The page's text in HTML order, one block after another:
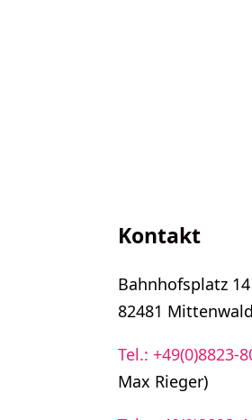
Kontakt
Bahnhofsplatz 14
82481 Mittenwald
Tel.: +49(0)8823-
Max Rieger)